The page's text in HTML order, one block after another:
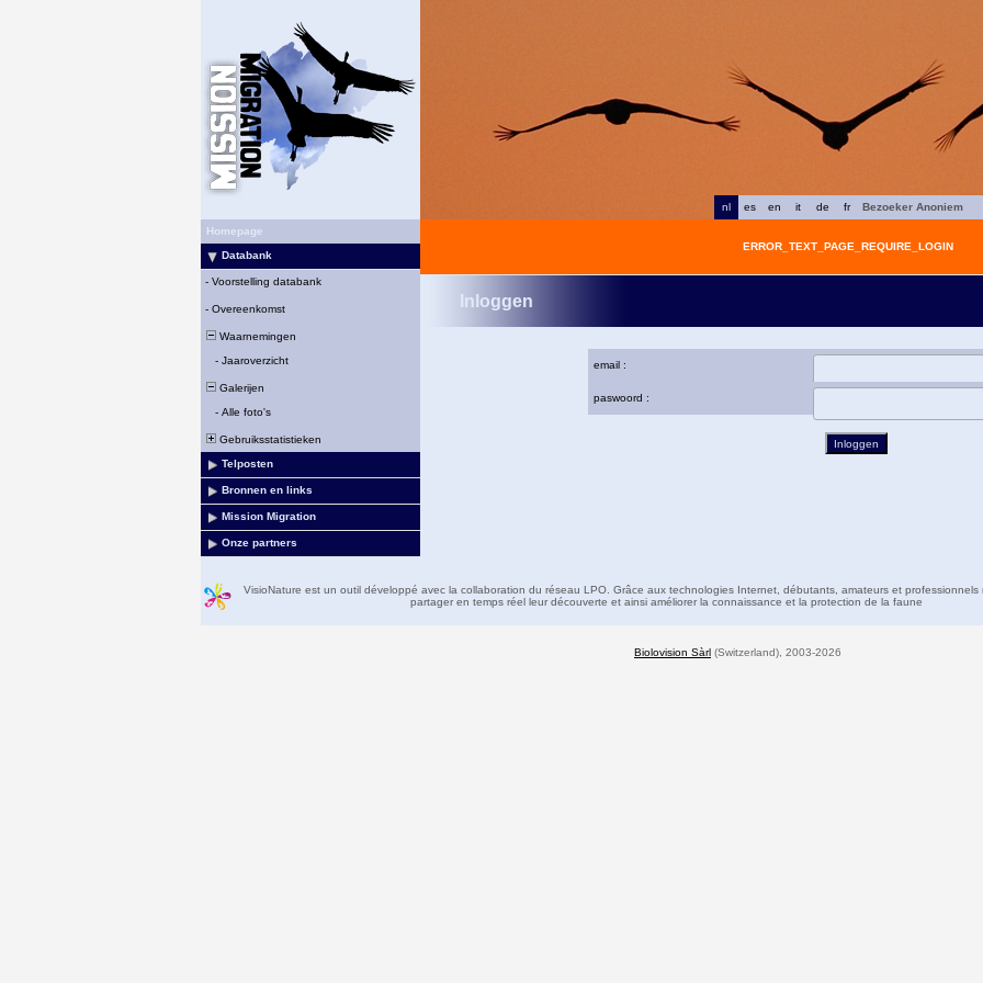
fr
de
it
en
es
nl
Bezoeker Anoniem
Homepage
Databank
- Voorstelling databank
- Overeenkomst
Waarnemingen
- Jaaroverzicht
Galerijen
- Alle foto's
Gebruiksstatistieken
Telposten
Bronnen en links
Mission Migration
Onze partners
ERROR_TEXT_PAGE_REQUIRE_LOGIN
Inloggen
email :
paswoord :
VisioNature est un outil développé avec la collaboration du réseau LPO. Grâce aux technologies Internet, débutants, amateurs et professionnels
partager en temps réel leur découverte et ainsi améliorer la connaissance et la protection de la faune
Biolovision Sàrl (Switzerland), 2003-2026